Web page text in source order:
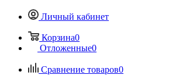
Личный кабинет
Корзина0
Отложенные0
Сравнение товаров0